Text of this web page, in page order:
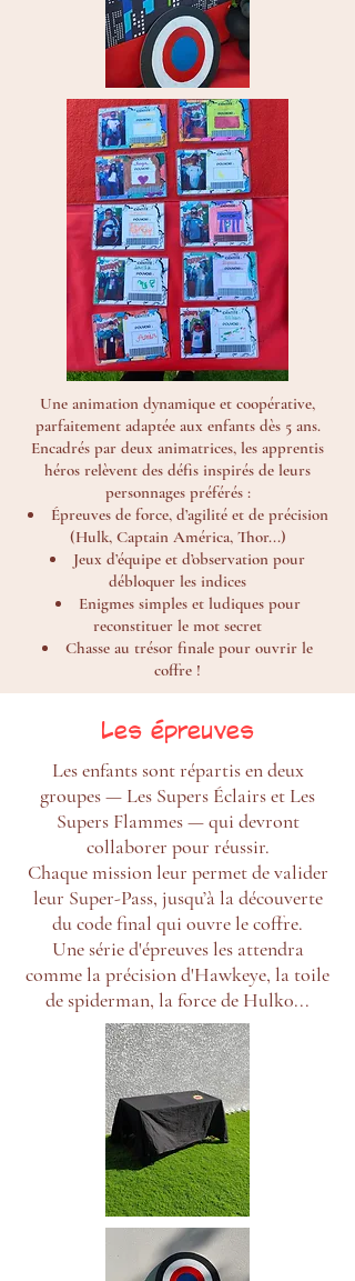
Une animation dynamique et coopérative,
parfaitement adaptée aux enfants dès 5 ans.
Encadrés par deux animatrices, les apprentis
héros relèvent des défis inspirés de leurs
personnages préférés :
Épreuves de force, d’agilité et de précision
(Hulk, Captain América, Thor...)
Jeux d’équipe et d’observation pour
débloquer les indices
Enigmes simples et ludiques pour
reconstituer le mot secret
Chasse au trésor finale pour ouvrir le
coffre !
Les épreuves
Les enfants sont répartis en deux
groupes — Les Supers Éclairs et Les
Supers Flammes — qui devront
collaborer pour réussir.
Chaque mission leur permet de valider
leur Super-Pass, jusqu’à la découverte
du code final qui ouvre le coffre.
Une série d'épreuves les attendra
comme la précision d'Hawkeye, la toile
de spiderman, la force de Hulk0...